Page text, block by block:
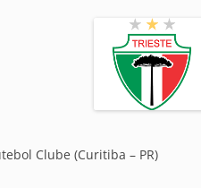
Clube (Curitiba – PR)